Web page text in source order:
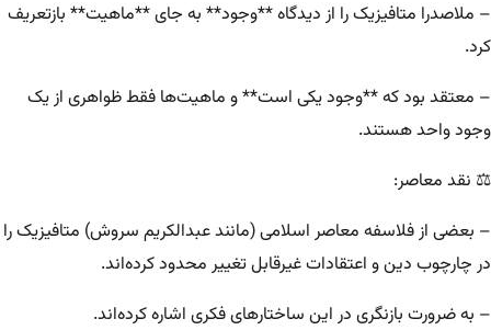
– ملاصدرا متافیزیک را از دیدگاه **وجود** به جای **ماهیت** بازتعریف
کرد.
– معتقد بود که **وجود یکی است** و ماهیت‌ها فقط ظواهری از یک
وجود واحد هستند.
⚖️ نقد معاصر:
– بعضی از فلاسفه معاصر اسلامی (مانند عبدالکریم سروش) متافیزیک را
در چارچوب دین و اعتقادات غیرقابل تغییر محدود کرده‌اند.
– به ضرورت بازنگری در این ساختارهای فکری اشاره کرده‌اند.